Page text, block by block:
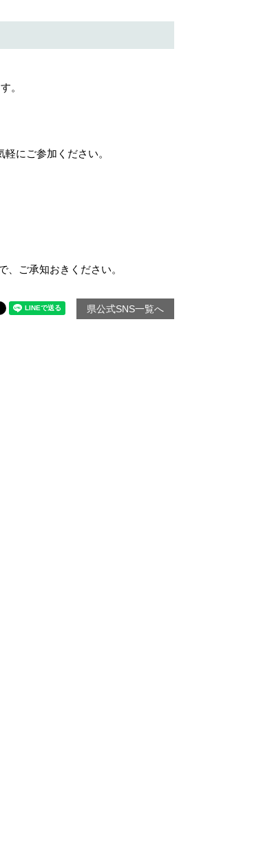
。
にご参加ください。
ご承知おきください。
県公式SNS一覧へ